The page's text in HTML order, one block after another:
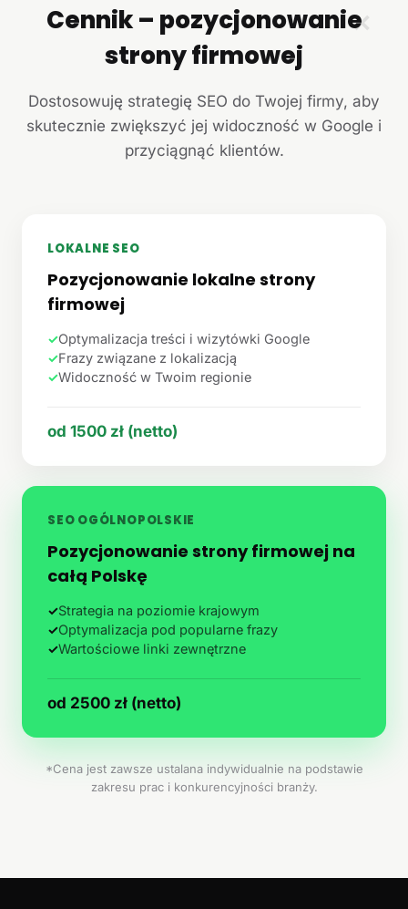
✕
Cennik – pozycjonowanie
strony firmowej
Dostosowuję strategię SEO do Twojej firmy, aby
skutecznie zwiększyć jej widoczność w Google i
przyciągnąć klientów.
LOKALNE SEO
Pozycjonowanie lokalne strony
firmowej
✓Optymalizacja treści i wizytówki Google
✓Frazy związane z lokalizacją
✓Widoczność w Twoim regionie
od 1500 zł (netto)
SEO OGÓLNOPOLSKIE
Pozycjonowanie strony firmowej na
całą Polskę
✓Strategia na poziomie krajowym
✓Optymalizacja pod popularne frazy
✓Wartościowe linki zewnętrzne
od 2500 zł (netto)
*Cena jest zawsze ustalana indywidualnie na podstawie
zakresu prac i konkurencyjności branży.